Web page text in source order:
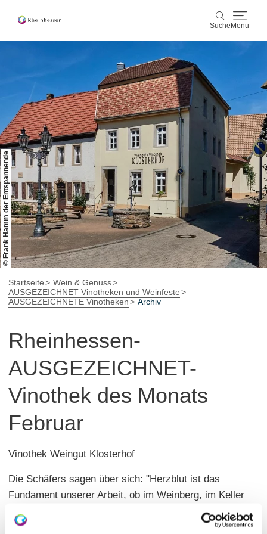
Suche Menu
Wein & Genuss
Aktiv & Natur
Kultur & Städte
Veranstaltungen
Buchung & Service
ShopRheinhessen-Blog Karte
© Frank Hamm der Entspannende
Startseite
Wein & Genuss
AUSGEZEICHNET Vinotheken und Weinfeste
AUSGEZEICHNETE Vinotheken
Archiv
Rheinhessen-
AUSGEZEICHNET-
Vinothek des Monats
Februar
Vinothek Weingut Klosterhof
Die Schäfers sagen über sich: "Herzblut ist das
Fundament unserer Arbeit, ob im Weinberg, im Keller
oder in der Vinothek. Wir sind typisch rheinhessisch
und doch ein bisschen anders!" Dazu passt das